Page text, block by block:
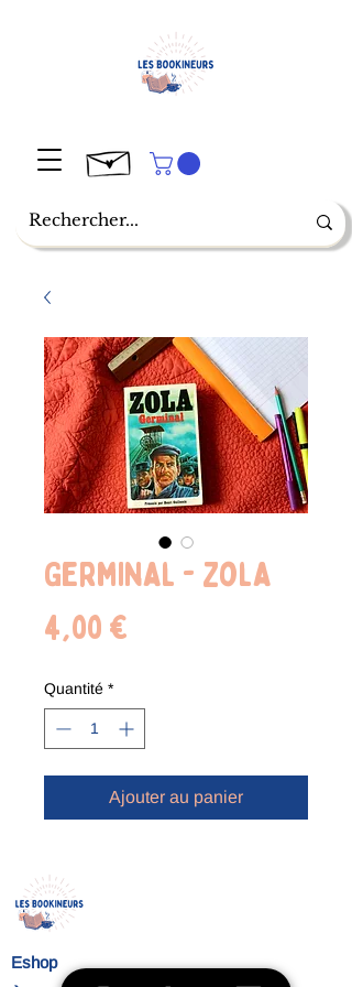
Germinal - Zola
4,00 €
Quantité *
Ajouter au panier
Eshop